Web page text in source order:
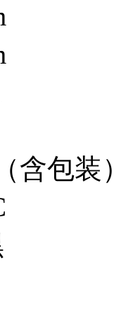
含包装